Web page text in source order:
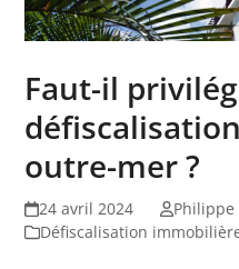
Faut-il
outre-mer ?
24 avril 2024
Défiscalisation